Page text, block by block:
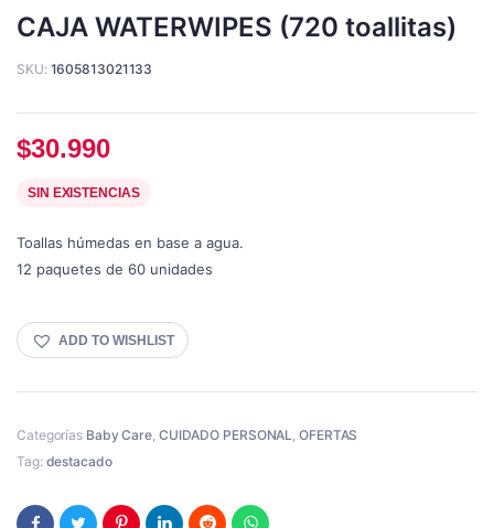
CAJA WATERWIPES (720 toallitas)
SKU: 1605813021133
$30.990
SIN EXISTENCIAS
Toallas húmedas en base a agua.
12 paquetes de 60 unidades
ADD TO WISHLIST
Categorías Baby Care, CUIDADO PERSONAL,OFERTAS
Tag: destacado